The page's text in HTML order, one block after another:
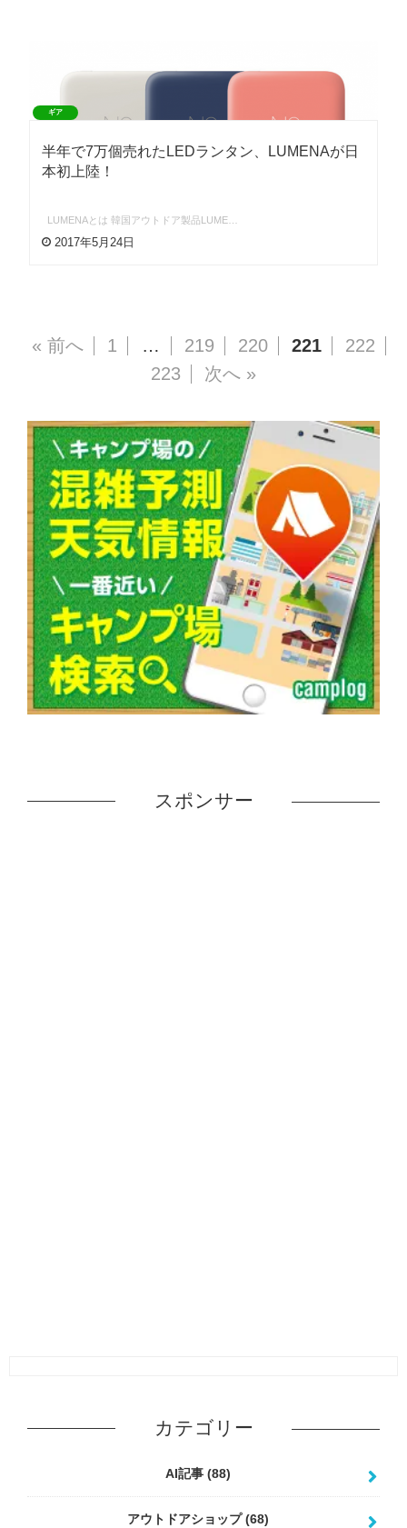
ギア
半年で7万個売れたLEDランタン、LUMENAが日
本初上陸！
LUMENAとは 韓国アウトドア製品LUME…
2017年5月24日
« 前へ 1 … 219 220 221
222
223
次へ »
スポンサー
カテゴリー
AI記事 (88)
アウトドアショップ(68)